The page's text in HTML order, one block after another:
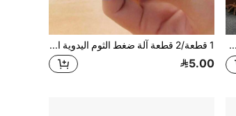
مطحنة فلفل يدوية من الخشب والزجاج الأنتيكي - أداة مطبخ بنواة سيراميكية لطحن الفلفل والملح، مثالية للطهي المنزلي والاحتفالات العطلات 1 قطعة/2 قطعة آلة ضغط الثوم اليدوية البلاستيكية، آلة ضغط الثوم، أداة مطبخ صغيرة لسحق الثوم والبصل والزنجبيل والفواكه والسلطات والخضروات وما إلى ذلك - المطبخ - الخبز - أدوات المطبخ - اكسسوارات المنزل
5.00